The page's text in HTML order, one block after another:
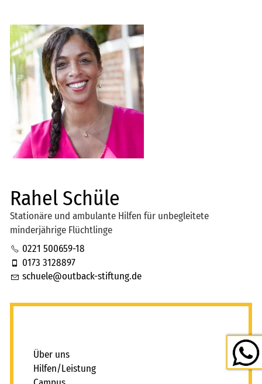
Rahel Schüle
Stationäre und ambulante Hilfen für unbegleitete
minderjährige Flüchtlinge
0221 500659-18
0173 3128897
sch
l tb ck-stft ngd
Über uns
Hilfen/Leistung